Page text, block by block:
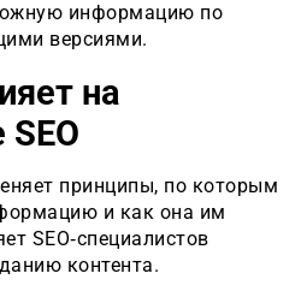
информацию по
версиями.
на
SEO
принципы, по которым
и как она им
SEO‑специалистов
контента.